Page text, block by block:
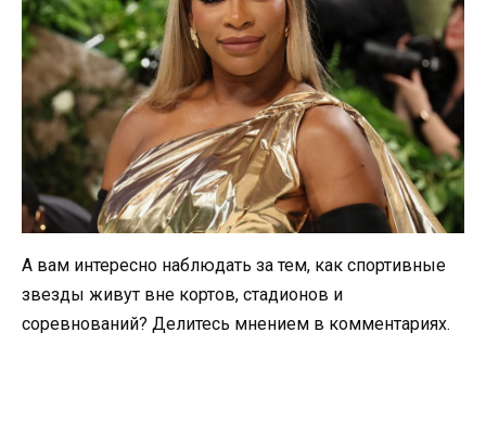
А вам интересно наблюдать за тем, как спортивные
звезды живут вне кортов, стадионов и
соревнований? Делитесь мнением в комментариях.